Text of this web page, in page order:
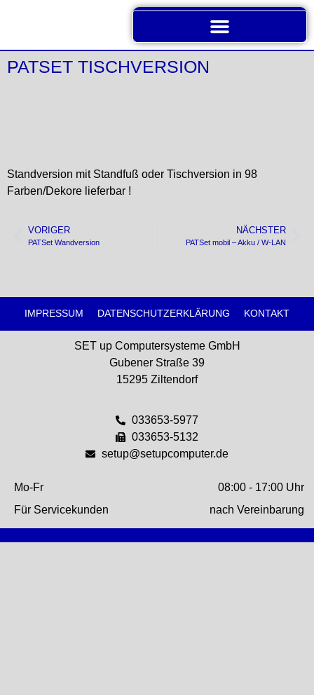
PATSET TISCHVERSION
Standversion mit Standfuß oder Tischversion in 98
Farben/Dekore lieferbar !
VORIGER
PATSet Wandversion
NÄCHSTER
PATSet mobil – Akku / W-LAN
IMPRESSUM DATENSCHUTZERKLÄRUNG KONTAKT
SET up Computersysteme GmbH
Gubener Straße 39
15295 Ziltendorf
033653-5977
033653-5132
setup@setupcomputer.de
Mo-Fr
08:00 - 17:00 Uhr
Für Servicekunden
nach Vereinbarung